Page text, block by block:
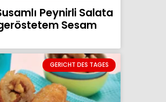
Peynirli Salata
Sesam
GERICHT DES TAGES